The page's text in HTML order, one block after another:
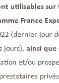
utilisables
France
(dernier jour
jours), ainsi que
et/ou
privés